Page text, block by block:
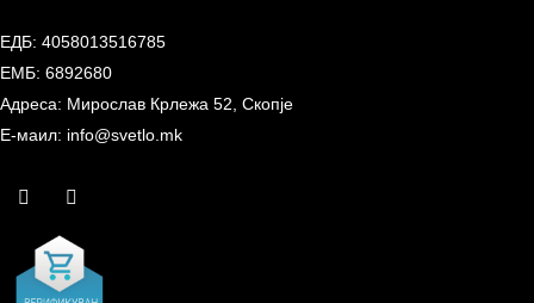
ЕДБ: 4058013516785
ЕМБ: 6892680
Адреса: Мирослав Крлежа 52, Скопје
Е-маил: info@svetlo.mk